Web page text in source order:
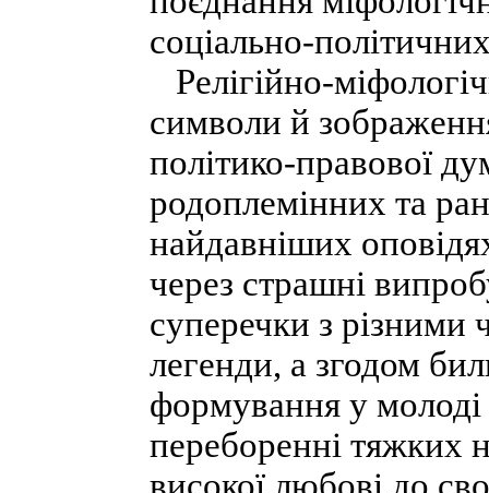
соціально-
Релігійно-
символи й
політико-правової
родоплемінних та
найдавніших
через страшні
суперечки з різними
легенди, а згодом
формування у молоді
переборенні тяжких